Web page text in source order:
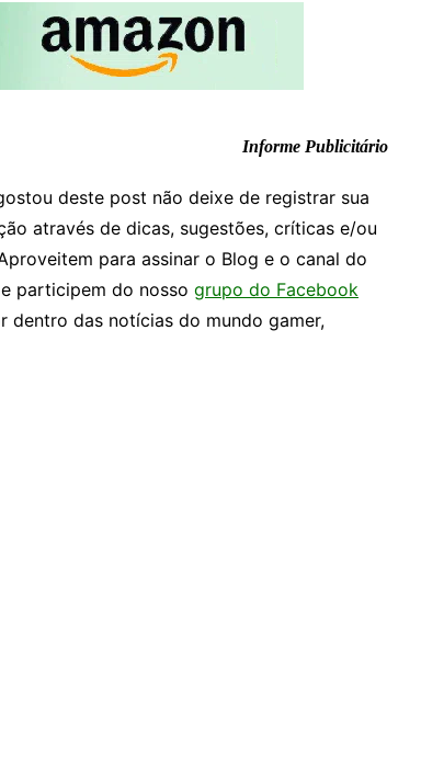
Informe Publicitário
deste post não deixe de registrar sua
através de dicas, sugestões, críticas e/ou
para assinar o Blog e o canal do
participem do nosso grupo do Facebook
dentro das notícias do mundo gamer,